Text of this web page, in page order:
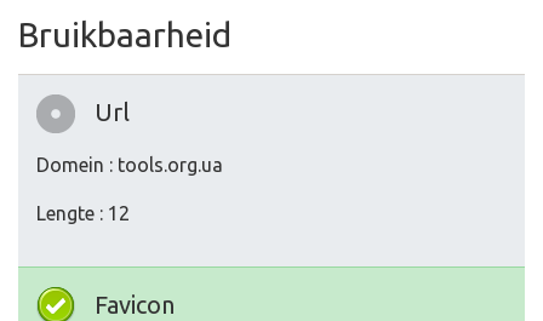
Bruikbaarheid
Url
Domein : tools.org.ua
Lengte : 12
Favicon